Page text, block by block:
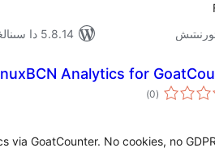
5.8.14 دا سىنالغان
Analytics for
(0 ئومۇمىي
دەرىجە
)
via GoatCounter. No cookies, no